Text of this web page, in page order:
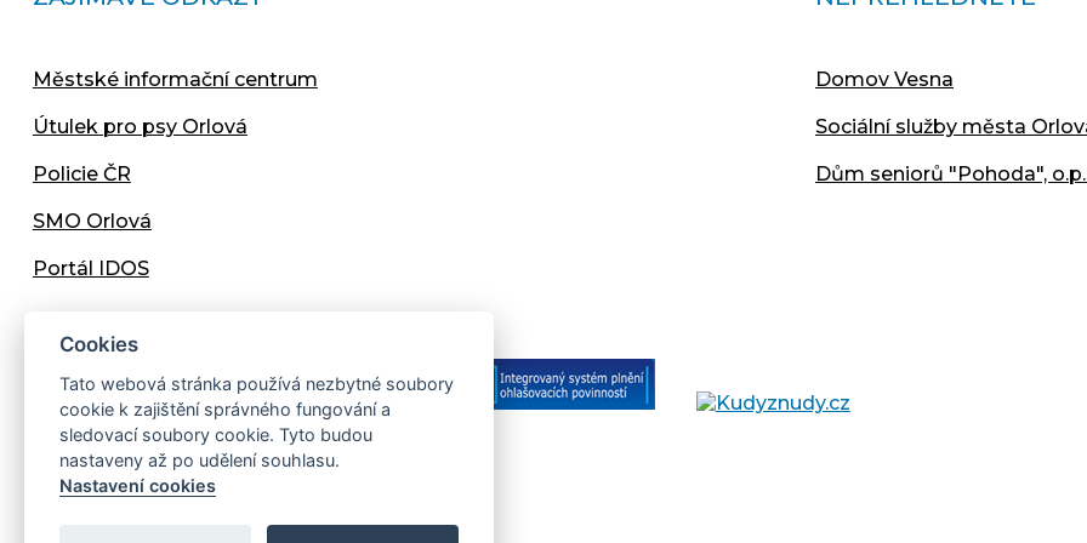
Městské informační centrum
Útulek pro psy Orlová
Policie ČR
SMO Orlová
Portál IDOS
Domov Vesna
Sociální služby města
Dům seniorů "Pohoda",
Copyright © 2013 - 2026 Městský úřad Orlová
Cookies
Tato webová stránka používá nezbytné soubory
cookie k zajištění správného fungování a
sledovací soubory cookie. Tyto budou
nastaveny až po udělení souhlasu.
Nastavení cookies